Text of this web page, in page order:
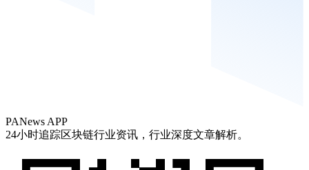
PANews APP
24小时追踪区块链行业资讯，行业深度文章解析。